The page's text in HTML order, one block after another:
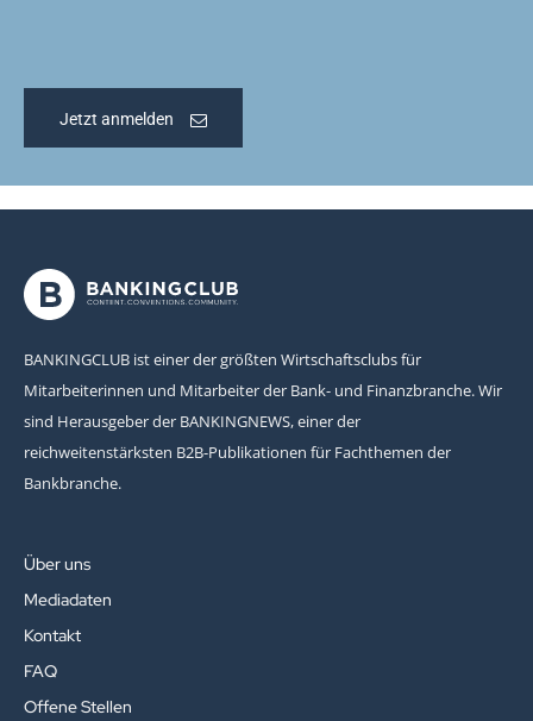
Jetzt anmelden
BANKINGCLUB ist einer der größten Wirtschaftsclubs für
Mitarbeiterinnen und Mitarbeiter der Bank- und Finanzbranche. Wir
sind Herausgeber der BANKINGNEWS, einer der
reichweitenstärksten B2B-Publikationen für Fachthemen der
Bankbranche.
Über uns
Mediadaten
Kontakt
FAQ
Offene Stellen